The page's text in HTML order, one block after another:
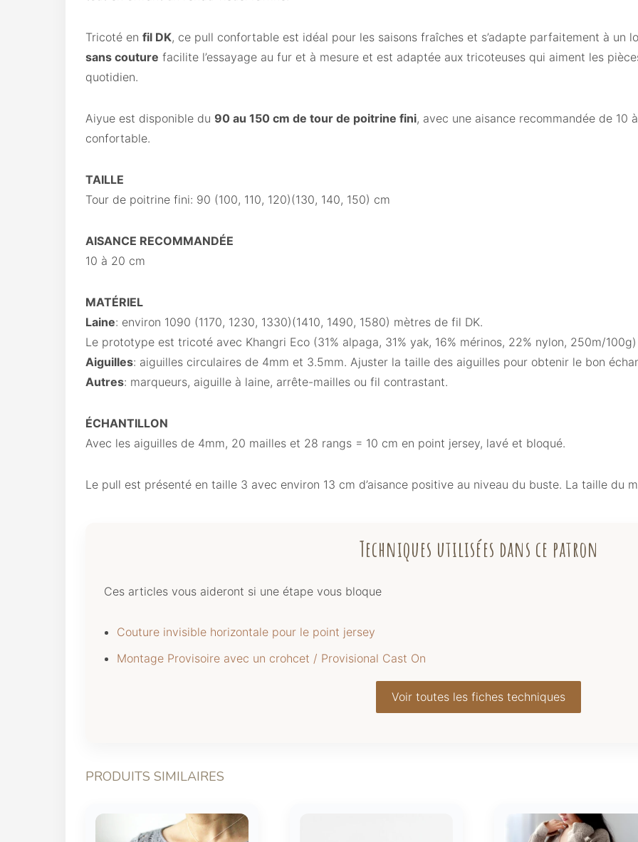
Tricoté en fil DK, ce pull confortable est idéal pour les saisons fraîches et s’adapte parfaitement à un
sans couture facilite l’essayage au fur et à mesure et est adaptée aux tricoteuses qui aiment les
quotidien.
Aiyue est disponible du 90 au 150 cm de tour de poitrine fini, avec une aisance recommandée de 10
confortable.
TAILLE
Tour de poitrine fini: 90 (100, 110, 120)(130, 140, 150) cm
AISANCE RECOMMANDÉE
10 à 20 cm
MATÉRIEL
Laine: environ 1090 (1170, 1230, 1330)(1410, 1490, 1580) mètres de fil DK.
Le prototype est tricoté avec Khangri Eco (31% alpaga, 31% yak, 16% mérinos, 22% nylon, 250m/100g)
Aiguilles: aiguilles circulaires de 4mm et 3.5mm. Ajuster la taille des aiguilles pour obtenir le bon
Autres: marqueurs, aiguille à laine, arrête-mailles ou fil contrastant.
ÉCHANTILLON
Avec les aiguilles de 4mm, 20 mailles et 28 rangs = 10 cm en point jersey, lavé et bloqué.
Le pull est présenté en taille 3 avec environ 13 cm d’aisance positive au niveau du buste. La taille du
Techniques utilisées dans ce patron
Ces articles vous aideront si une étape vous bloque
Couture invisible horizontale pour le point jersey
Montage Provisoire avec un crohcet / Provisional Cast On
Voir toutes les fiches techniques
PRODUITS SIMILAIRES